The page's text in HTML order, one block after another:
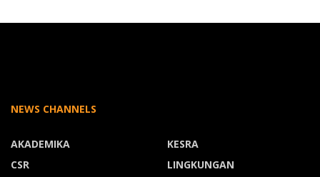
NEWS CHANNELS
AKADEMIKA
CSR
KESRA
LINGKUNGAN